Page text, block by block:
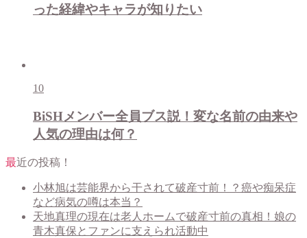
った経緯やキャラが知りたい
10
BiSHメンバー全員ブス説！変な名前の由来や
人気の理由は何？
最近の投稿！
小林旭は芸能界から干されて破産寸前！？癌や痴呆症
など病気の噂は本当？
天地真理の現在は老人ホームで破産寸前の真相！娘の
青木真保とファンに支えられ活動中